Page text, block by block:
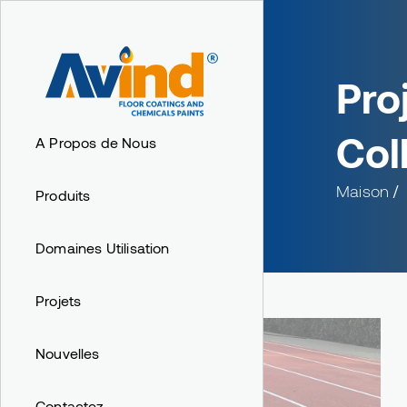
A Propos de Nous
Produits
Domaines Utilisation
Projets
Nouvelles
Maison